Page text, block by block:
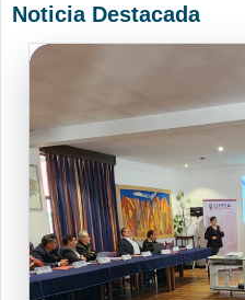
Noticia Destacada